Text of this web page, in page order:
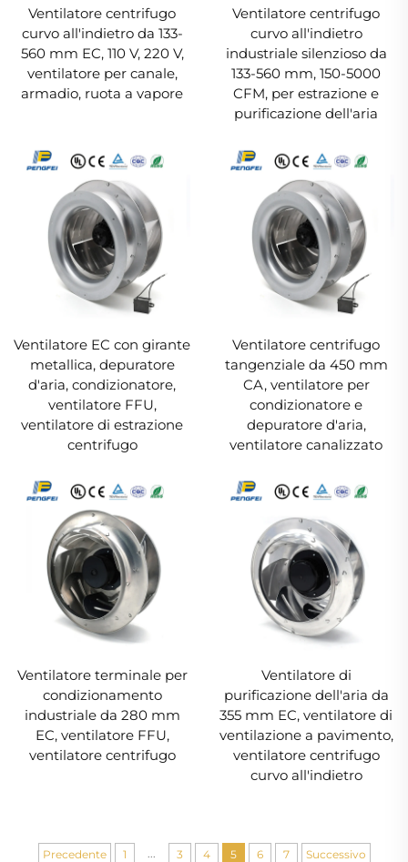
Ventilatore centrifugo
curvo all'indietro da 133-
560 mm EC, 110 V, 220 V,
ventilatore per canale,
armadio, ruota a vapore
Ventilatore centrifugo
curvo all'indietro
industriale silenzioso da
133-560 mm, 150-5000
CFM, per estrazione e
purificazione dell'aria
Ventilatore EC con girante
metallica, depuratore
d'aria, condizionatore,
ventilatore FFU,
ventilatore di estrazione
centrifugo
Ventilatore centrifugo
tangenziale da 450 mm
CA, ventilatore per
condizionatore e
depuratore d'aria,
ventilatore canalizzato
Ventilatore terminale per
condizionamento
industriale da 280 mm
EC, ventilatore FFU,
ventilatore centrifugo
Ventilatore di
purificazione dell'aria da
355 mm EC, ventilatore di
ventilazione a pavimento,
ventilatore centrifugo
curvo all'indietro
Precedente 1 3 4 5 6 7 Successivo